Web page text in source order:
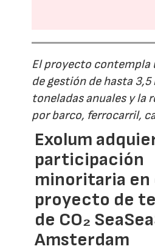
El proyecto contempla
de gestión de hasta
toneladas anuales y la
por barco, ferrocarril,
Exolum
participación
minoritaria en
proyecto de
de CO₂
Amsterdam